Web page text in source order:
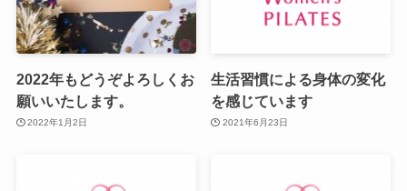
2022年もどうぞよろしくお
願いいたします。
2022年1月2日
生活習慣による身体の変化
を感じています
2021年6月23日